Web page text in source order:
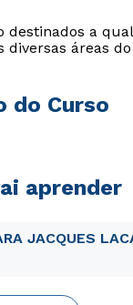
destinados a
diversas áreas
do Curso
aprender
JACQUES